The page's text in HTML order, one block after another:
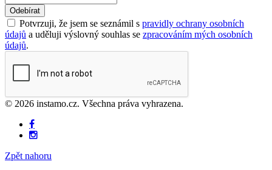
Odebírat
Potvrzuji, že jsem se seznámil s pravidly ochrany osobních
údajů a uděluji výslovný souhlas se zpracováním mých osobních
údajů.
© 2026 instamo.cz. Všechna práva vyhrazena.
Zpět nahoru